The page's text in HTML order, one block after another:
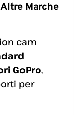
Marche
cam
GoPro,
per